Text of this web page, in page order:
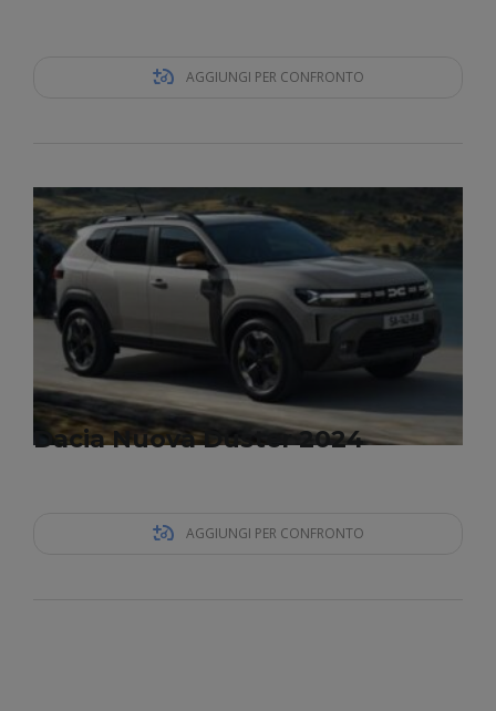
AGGIUNGI PER CONFRONTO
Dacia Nuova Duster 2024
AGGIUNGI PER CONFRONTO